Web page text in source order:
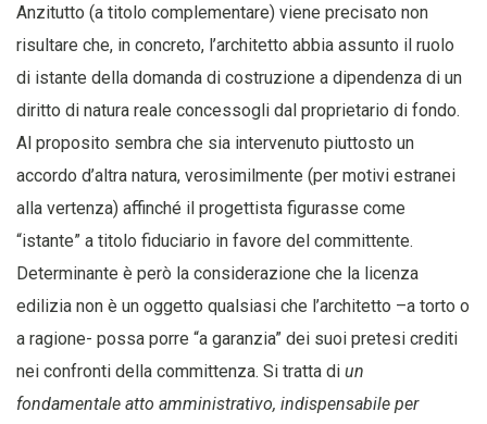
Anzitutto (a titolo complementare) viene precisato non
risultare che, in concreto, l’architetto abbia assunto il ruolo
di istante della domanda di costruzione a dipendenza di un
diritto di natura reale concessogli dal proprietario di fondo.
Al proposito sembra che sia intervenuto piuttosto un
accordo d’altra natura, verosimilmente (per motivi estranei
alla vertenza) affinché il progettista figurasse come
“istante” a titolo fiduciario in favore del committente.
Determinante è però la considerazione che la licenza
edilizia non è un oggetto qualsiasi che l’architetto –a torto o
a ragione- possa porre “a garanzia” dei suoi pretesi crediti
nei confronti della committenza. Si tratta di un
fondamentale atto amministrativo, indispensabile per